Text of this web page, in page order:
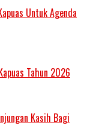
Untuk Agenda
Tahun 2026
Kasih Bagi